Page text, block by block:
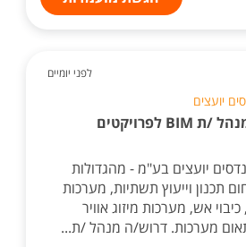
לפני יומיים
יועצים
דרוש /ה מנהל /ת BIM לפרויקטים
יועצים בע"מ - מהגדולות
תכנון וייעוץ תשתיות, מערכות
אש, מערכות מיזוג אוויר